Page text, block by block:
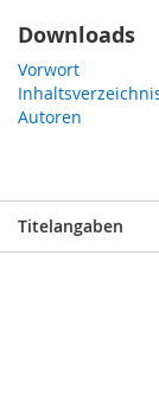
Downloads
Vorwort
Autoren
Titelangaben